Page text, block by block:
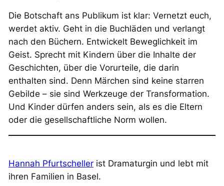
Die Botschaft ans Publikum ist klar: Vernetzt euch,
werdet aktiv. Geht in die Buchläden und verlangt
nach den Büchern. Entwickelt Beweglichkeit im
Geist. Sprecht mit Kindern über die Inhalte der
Geschichten, über die Vorurteile, die darin
enthalten sind. Denn Märchen sind keine starren
Gebilde – sie sind Werkzeuge der Transformation.
Und Kinder dürfen anders sein, als es die Eltern
oder die gesellschaftliche Norm wollen.
Hannah Pfurtschellerist Dramaturgin und lebt mit
ihren Familien in Basel.